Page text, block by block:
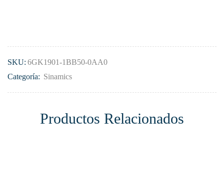
SKU: 6GK1901-1BB50-0AA0
Categoría: Sinamics
Productos Relacionados